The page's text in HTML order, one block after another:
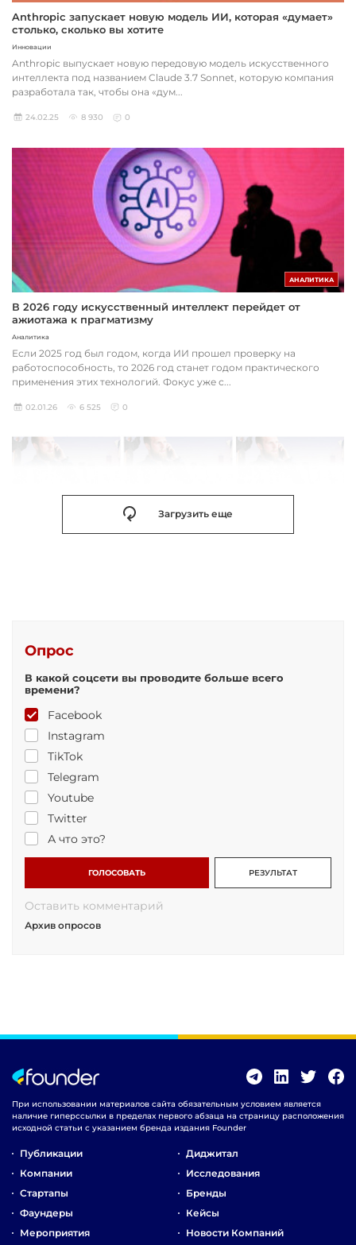
Anthropic запускает новую модель ИИ, которая «думает»
столько, сколько вы хотите
Инновации
Anthropic выпускает новую передовую модель искусственного
интеллекта под названием Claude 3.7 Sonnet, которую компания
разработала так, чтобы она «дум...
24.02.25 8 930 0
АНАЛИТИКА
В 2026 году искусственный интеллект перейдет от
ажиотажа к прагматизму
Аналитика
Если 2025 год был годом, когда ИИ прошел проверку на
работоспособность, то 2026 год станет годом практического
применения этих технологий. Фокус уже с...
02.01.26 6 525 0
Загрузить еще
Опрос
В какой соцсети вы проводите больше всего
времени?
Facebook
Instagram
TikTok
Telegram
Youtube
Twitter
А что это?
ГОЛОСОВАТЬ РЕЗУЛЬТАТ
Оставить комментарий
Архив опросов
При использовании материалов сайта обязательным условием является
наличие гиперссылки в пределах первого абзаца на страницу расположения
исходной статьи с указанием бренда издания Founder
Публикации
Компании
Стартапы
Фаундеры
Мероприятия
Диджитал
Исследования
Бренды
Кейсы
Новости Компаний